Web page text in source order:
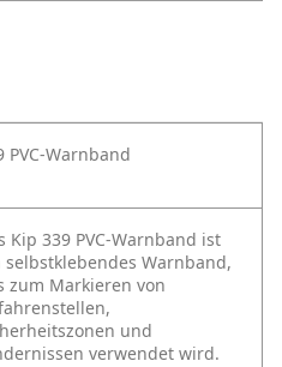
PVC-Warnband
Kip 339 PVC-Warnband ist
selbstklebendes Warnband,
zum Markieren von
und
verwendet wird.